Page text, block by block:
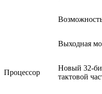
Выходная
Процессор
Новый 32-
тактовой